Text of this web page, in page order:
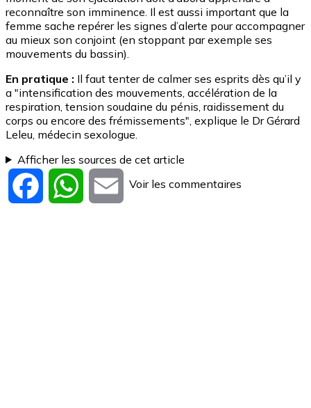
reconnaître son imminence. Il est aussi important que la
femme sache repérer les signes d’alerte pour accompagner
au mieux son conjoint (en stoppant par exemple ses
mouvements du bassin).
En pratique : Il faut tenter de calmer ses esprits dès qu’il y
a "intensification des mouvements, accélération de la
respiration, tension soudaine du pénis, raidissement du
corps ou encore des frémissements", explique le Dr Gérard
Leleu, médecin sexologue.
Afficher les sources de cet article
Facebook WhatsApp
Email
Voir les commentaires